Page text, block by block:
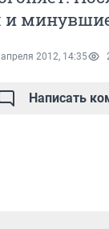
минувшие
2012, 14:35
Написать